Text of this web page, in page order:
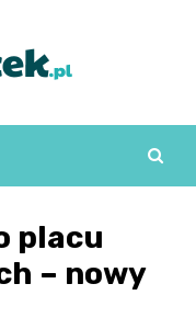
placu
– nowy